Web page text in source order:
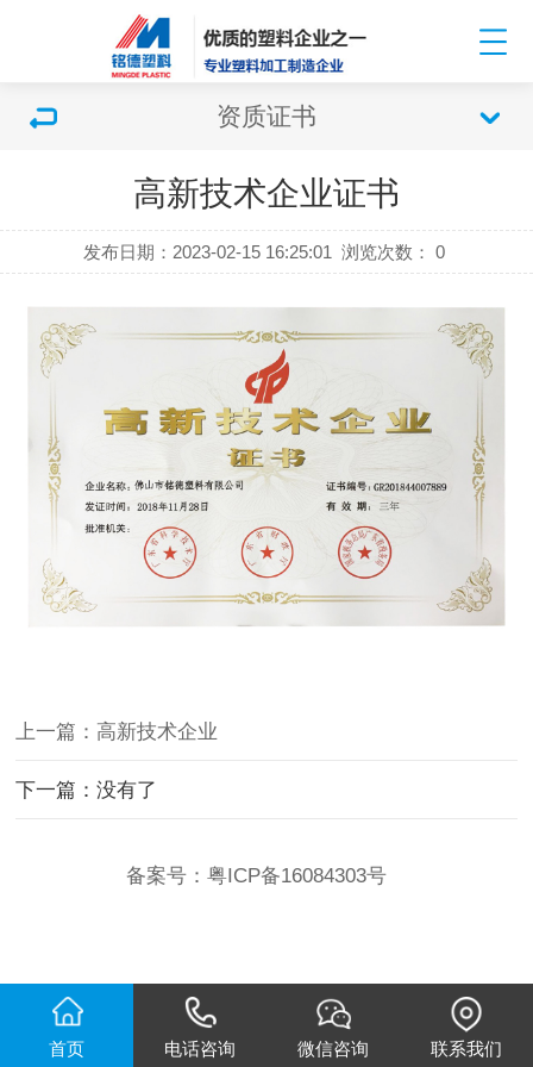
资质证书
高新技术企业证书
发布日期：2023-02-15 16:25:01 浏览次数： 0
上一篇：高新技术企业
下一篇：没有了
备案号： 粤ICP备16084303号
首页 电话咨询 微信咨询 联系我们